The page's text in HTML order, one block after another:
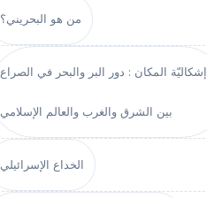
من هو البحريني؟
إشكاليّة المكان : دور البر والبحر في الصراع
بين الشرق والغرب والعالم الإسلامي
الخداع الإسرائيلي